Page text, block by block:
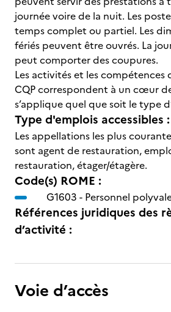
journée voire de la nuit. Les
temps complet ou partiel. Les
fériés peuvent être ouvrés. La
peut comporter des coupures.
Les activités et les compétences
CQP correspondent à un cœur
s’applique quel que soit le type
Type d'emplois accessibles :
Les appellations les plus
sont agent de restauration,
restauration, étager/étagère.
Code(s) ROME :
G1603 - Personnel
Références juridiques des
d’activité :
Voie d’accès